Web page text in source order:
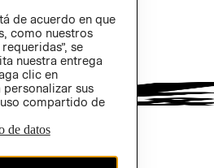
de acuerdo en que
como nuestros
se
nuestra entrega
clic en
sus
compartido de
de datos